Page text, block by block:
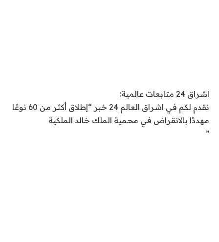
اشراق 24 متابعات عالمية:
نقدم لكم في اشراق العالم 24 خبر “إطلاق أكثر من 60 نوعًا
مهددًا بالانقراض في محمية الملك خالد الملكية
”